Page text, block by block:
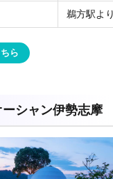
鵜方駅よ
ら
シャン伊勢志摩